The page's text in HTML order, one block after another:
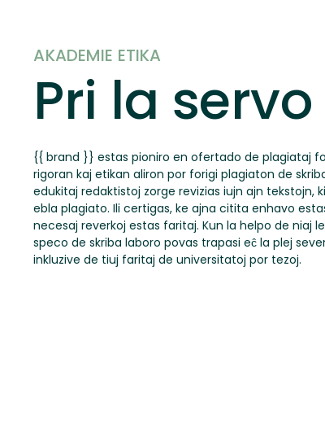
AKADEMIE ETIKA
Pri la servo
{{ brand }} estas pioniro en ofertado de plagiataj
rigoran kaj etikan aliron por forigi plagiaton de
edukitaj redaktistoj zorge revizias iujn ajn tekstojn,
ebla plagiato. Ili certigas, ke ajna citita enhavo
necesaj reverkoj estas faritaj. Kun la helpo de niaj
speco de skriba laboro povas trapasi eĉ la plej
inkluzive de tiuj faritaj de universitatoj por tezoj.